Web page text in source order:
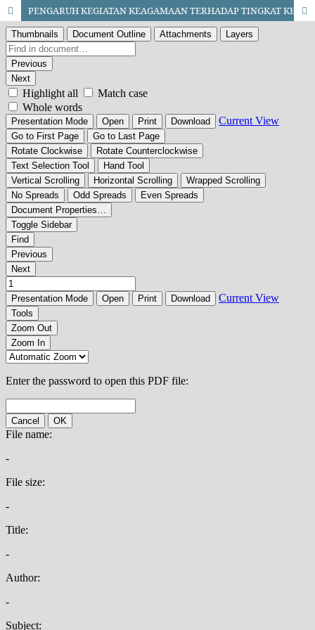
PENGARUH KEGIATAN KEAGAMAAN TERHADAP TINGKAT KECEMASAN PADA MAHASISWA